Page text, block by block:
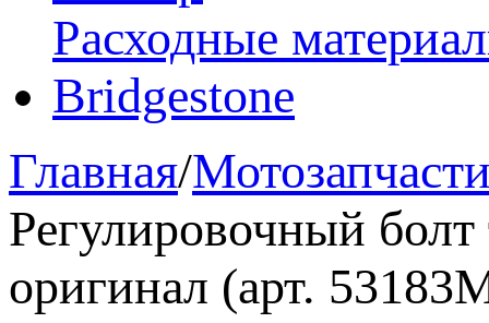
Расходные
Bridgestone
Главная/
Регулировочный
оригинал (арт.